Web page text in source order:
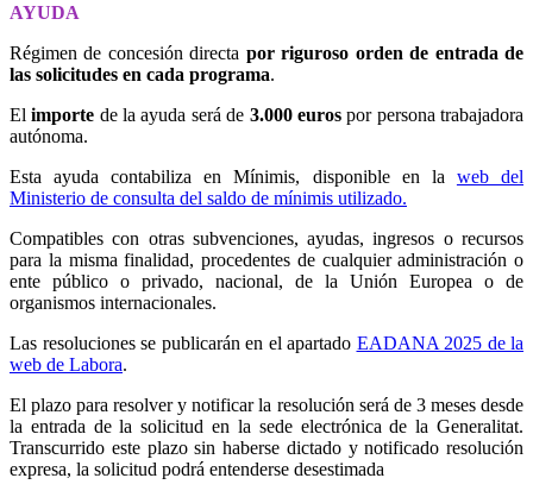
AYUDA
Régimen de concesión directa por riguroso orden de entrada de
las solicitudes en cada programa.
Elimporte de la ayuda será de 3.000 eurospor persona trabajadora
autónoma.
Esta ayuda contabiliza en Mínimis, disponible en la web del
Ministerio de consulta del saldo de mínimis utilizado.
Compatibles con otras subvenciones, ayudas, ingresos o recursos
para la misma finalidad, procedentes de cualquier administración o
ente público o privado, nacional, de la Unión Europea o de
organismos internacionales.
Las resoluciones se publicarán en el apartado EADANA 2025 de la
web de Labora.
El plazo para resolver y notificar la resolución será de 3 meses desde
la entrada de la solicitud en la sede electrónica de la Generalitat.
Transcurrido este plazo sin haberse dictado y notificado resolución
expresa, la solicitud podrá entenderse desestimada